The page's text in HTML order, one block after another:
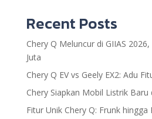
Recent Posts
Chery Q Meluncur di GIIAS
Juta
Chery Q EV vs Geely EX2: Adu
Chery Siapkan Mobil Listrik Baru
Fitur Unik Chery Q: Frunk